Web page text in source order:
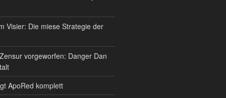
Visier: Die miese Strategie der
vorgeworfen: Danger Dan
ApoRed komplett